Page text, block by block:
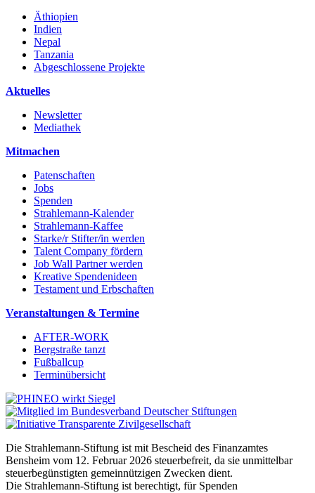
Äthiopien
Indien
Nepal
Tanzania
Abgeschlossene Projekte
Aktuelles
Newsletter
Mediathek
Mitmachen
Patenschaften
Jobs
Spenden
Strahlemann-Kalender
Strahlemann-Kaffee
Starke/r Stifter/in werden
Talent Company fördern
Job Wall Partner werden
Kreative Spendenideen
Testament und Erbschaften
Veranstaltungen & Termine
AFTER-WORK
Bergstraße tanzt
Fußballcup
Terminübersicht
Die Strahlemann-Stiftung ist mit Bescheid des Finanzamtes
Bensheim vom 12. Februar 2026 steuerbefreit, da sie unmittelbar
steuerbegünstigten gemeinnützigen Zwecken dient.
Die Strahlemann-Stiftung ist berechtigt, für Spenden